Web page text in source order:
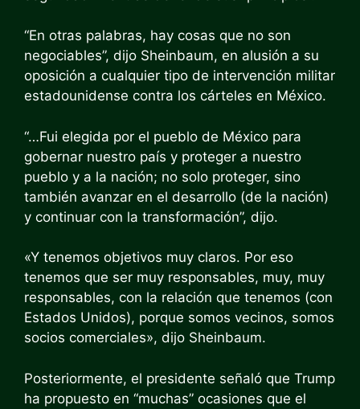
“En otras palabras, hay cosas que no son
negociables”, dijo Sheinbaum, en alusión a su
oposición a cualquier tipo de intervención militar
estadounidense contra los cárteles en México.
“…Fui elegida por el pueblo de México para
gobernar nuestro país y proteger a nuestro
pueblo y a la nación; no solo proteger, sino
también avanzar en el desarrollo (de la nación)
y continuar con la transformación”, dijo.
«Y tenemos objetivos muy claros. Por eso
tenemos que ser muy responsables, muy, muy
responsables, con la relación que tenemos (con
Estados Unidos), porque somos vecinos, somos
socios comerciales», dijo Sheinbaum.
Posteriormente, el presidente señaló que Trump
ha propuesto en “muchas” ocasiones que el